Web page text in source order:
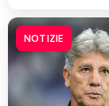
NOTIZIE